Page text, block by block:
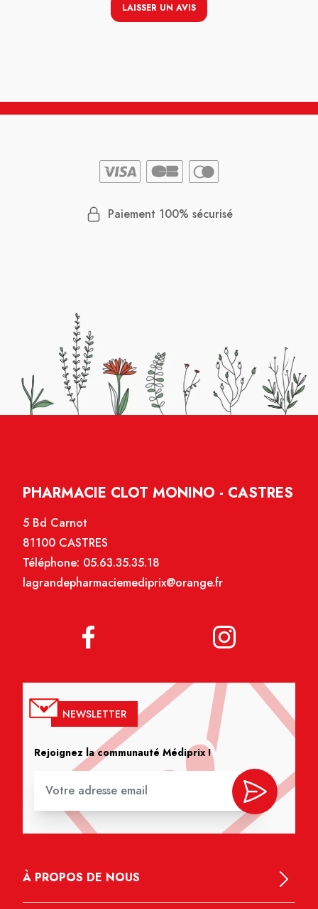
LAISSER UN AVIS
Paiement 100% sécurisé
PHARMACIE CLOT MONINO - CASTRES
5 Bd Carnot
81100 CASTRES
Téléphone: 05.63.35.35.18
lagrandepharmaciemediprix@orange.fr
NEWSLETTER
Rejoignez la communauté Médiprix !
À PROPOS DE NOUS